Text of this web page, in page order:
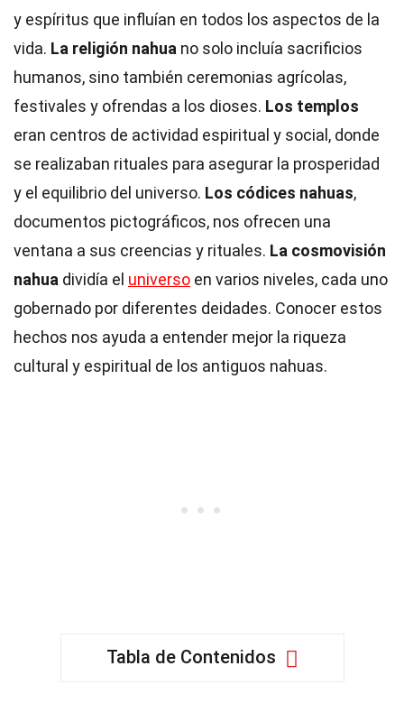
y espíritus que influían en todos los aspectos de la
vida. La religión nahua no solo incluía sacrificios
humanos, sino también ceremonias agrícolas,
festivales y ofrendas a los dioses. Los templos
eran centros de actividad espiritual y social, donde
se realizaban rituales para asegurar la prosperidad
y el equilibrio del universo. Los códices nahuas,
documentos pictográficos, nos ofrecen una
ventana a sus creencias y rituales. La cosmovisión
nahua dividía el universo en varios niveles, cada uno
gobernado por diferentes deidades. Conocer estos
hechos nos ayuda a entender mejor la riqueza
cultural y espiritual de los antiguos nahuas.
Tabla de Contenidos